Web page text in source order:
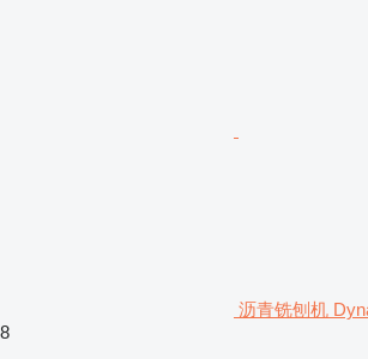
沥青铣刨机
8